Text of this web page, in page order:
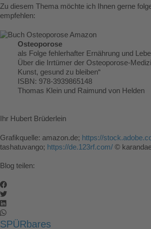
Zu diesem Thema möchte ich Ihnen gerne
empfehlen:
Osteoporose
als Folge fehlerhafter Ernährung und
Über die Irrtümer der Osteoporose-
Kunst, gesund zu bleiben“
ISBN: 978-3939865148
Thomas Klein und Raimund von Helden
Ihr Hubert Brüderlein
Grafikquelle: amazon.de; https://
tashatuvango; https://de.123rf.com/ ©
Blog teilen:
SPÜRbares